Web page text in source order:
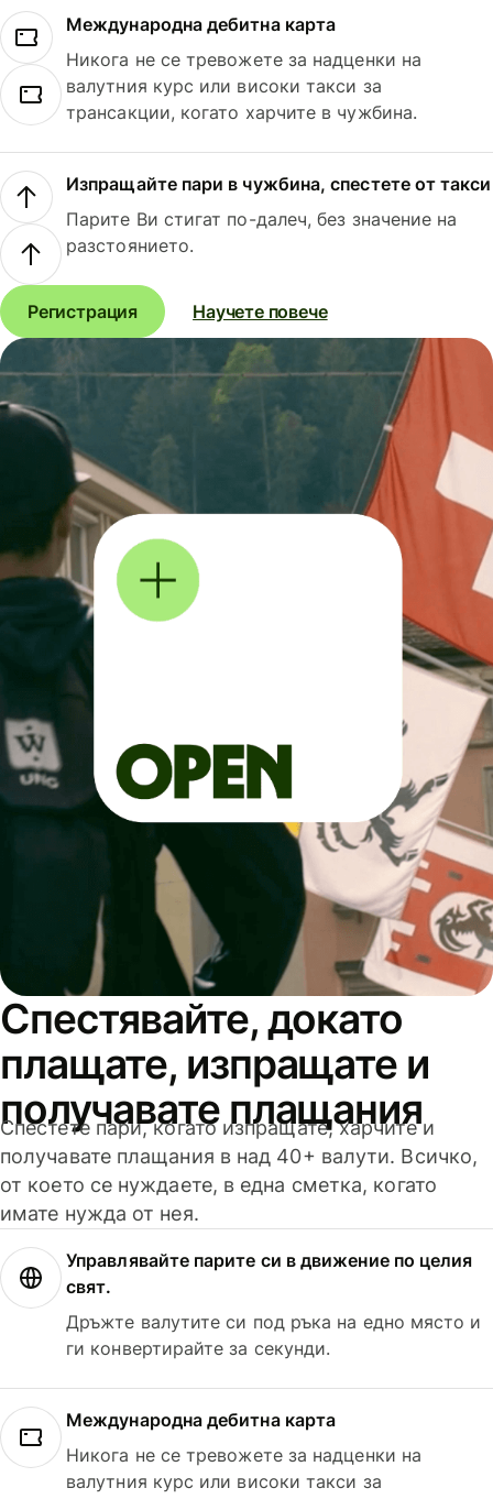
Международна дебитна карта
Никога не се тревожете за надценки на
валутния курс или високи такси за
трансакции, когато харчите в чужбина.
Изпращайте пари в чужбина, спестете от такси
Парите Ви стигат по-далеч, без значение на
разстоянието.
Регистрация Научете повече
Спестявайте, докато
плащате, изпращате и
получавате плащания
Спестете пари, когато изпращате, харчите и
получавате плащания в над 40+ валути. Всичко,
от което се нуждаете, в една сметка, когато
имате нужда от нея.
Управлявайте парите си в движение по целия
свят.
Дръжте валутите си под ръка на едно място и
ги конвертирайте за секунди.
Международна дебитна карта
Никога не се тревожете за надценки на
валутния курс или високи такси за